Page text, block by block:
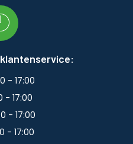
- 17:00
- 17:00
- 17:00
- 17:00